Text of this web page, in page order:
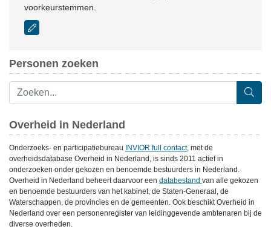
voorkeurstemmen.
Personen zoeken
Overheid in Nederland
Onderzoeks- en participatiebureau INVIOR full contact, met de
overheidsdatabase Overheid in Nederland, is sinds 2011 actief in
onderzoeken onder gekozen en benoemde bestuurders in Nederland.
Overheid in Nederland beheert daarvoor een databestand van alle gekozen
en benoemde bestuurders van het kabinet, de Staten-Generaal, de
Waterschappen, de provincies en de gemeenten. Ook beschikt Overheid in
Nederland over een personenregister van leidinggevende ambtenaren bij de
diverse overheden.